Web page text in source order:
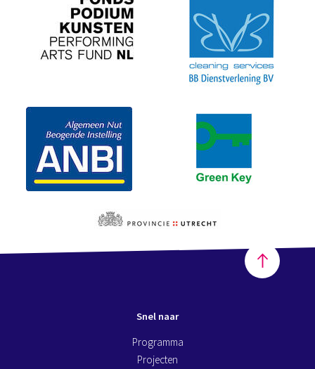
Snel naar
Programma
Projecten